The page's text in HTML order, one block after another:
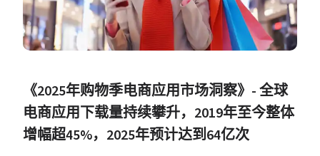
《2025年购物季电商应用市场洞察》- 全球
电商应用下载量持续攀升，2019年至今整体
增幅超45%，2025年预计达到64亿次